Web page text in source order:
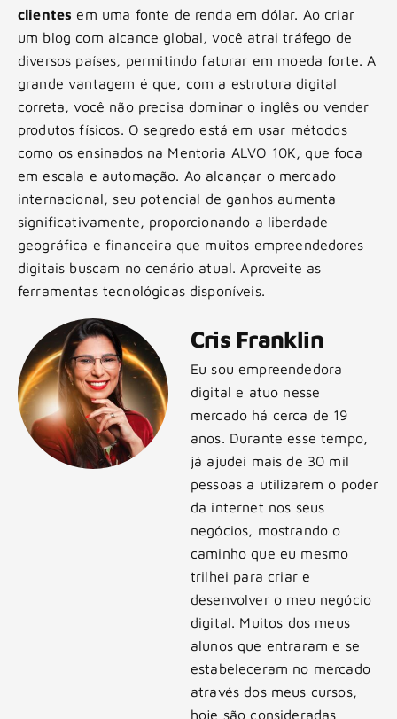
clientes em uma fonte de renda em dólar. Ao criar
um blog com alcance global, você atrai tráfego de
diversos países, permitindo faturar em moeda forte. A
grande vantagem é que, com a estrutura digital
correta, você não precisa dominar o inglês ou vender
produtos físicos. O segredo está em usar métodos
como os ensinados na Mentoria ALVO 10K, que foca
em escala e automação. Ao alcançar o mercado
internacional, seu potencial de ganhos aumenta
significativamente, proporcionando a liberdade
geográfica e financeira que muitos empreendedores
digitais buscam no cenário atual. Aproveite as
ferramentas tecnológicas disponíveis.
Cris Franklin
Eu sou empreendedora
digital e atuo nesse
mercado há cerca de 19
anos. Durante esse tempo,
já ajudei mais de 30 mil
pessoas a utilizarem o poder
da internet nos seus
negócios, mostrando o
caminho que eu mesmo
trilhei para criar e
desenvolver o meu negócio
digital. Muitos dos meus
alunos que entraram e se
estabeleceram no mercado
através dos meus cursos,
hoje são consideradas